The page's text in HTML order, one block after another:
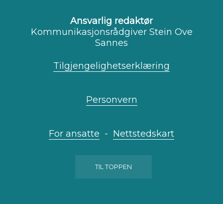
Ansvarlig redaktør
Kommunikasjonsrådgiver Stein Ove
Sannes
Tilgjengelighetserklæring
Personvern
For ansatte - Nettstedskart
TIL TOPPEN